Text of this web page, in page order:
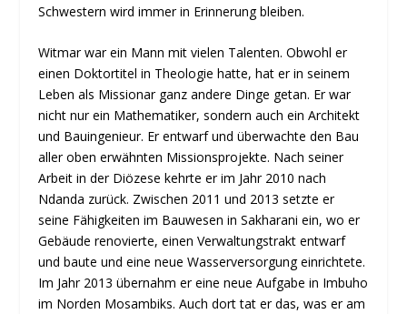
Schwestern wird immer in Erinnerung bleiben.
Witmar war ein Mann mit vielen Talenten. Obwohl er
einen Doktortitel in Theologie hatte, hat er in seinem
Leben als Missionar ganz andere Dinge getan. Er war
nicht nur ein Mathematiker, sondern auch ein Architekt
und Bauingenieur. Er entwarf und überwachte den Bau
aller oben erwähnten Missionsprojekte. Nach seiner
Arbeit in der Diözese kehrte er im Jahr 2010 nach
Ndanda zurück. Zwischen 2011 und 2013 setzte er
seine Fähigkeiten im Bauwesen in Sakharani ein, wo er
Gebäude renovierte, einen Verwaltungstrakt entwarf
und baute und eine neue Wasserversorgung einrichtete.
Im Jahr 2013 übernahm er eine neue Aufgabe in Imbuho
im Norden Mosambiks. Auch dort tat er das, was er am